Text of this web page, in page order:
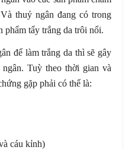
thuỷ ngân đang có trong
phẩm tẩy trắng da trôi nổi.
để làm trắng da thì sẽ gây
Tuỳ theo thời gian và
gặp phải có thể là:
cáu kỉnh)